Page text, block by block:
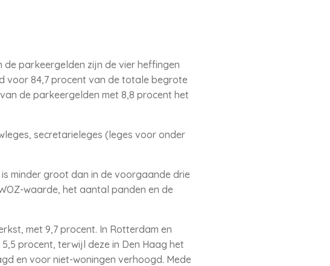
parkeergelden zijn de vier heffingen
voor 84,7 procent van de totale begrote
de parkeergelden met 8,8 procent het
secretarieleges (leges voor onder
minder groot dan in de voorgaande drie
waarde, het aantal panden en de
met 9,7 procent. In Rotterdam en
procent, terwijl deze in Den Haag het
en voor niet-woningen verhoogd. Mede